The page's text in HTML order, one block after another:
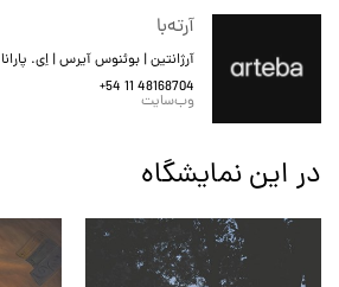
آرته‌با
آرژانتین | بوئنوس آیرس | اِی. پارانا
+54 11 48168704
وب‌سایت
در این نمایشگاه